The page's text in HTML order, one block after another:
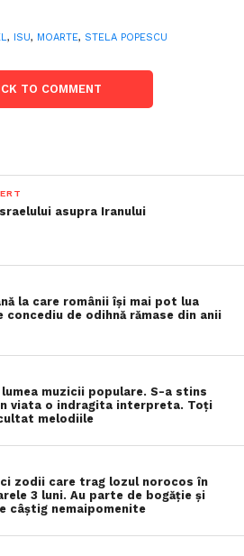
, ISU, MOARTE, STELA POPESCU
TO COMMENT
asupra Iranului
la care românii îşi mai pot lua
concediu de odihnă rămase din anii
lumea muzicii populare. S-a stins
viata o indragita interpreta. Toți
melodiile
zodii care trag lozul norocos în
3 luni. Au parte de bogăție și
câștig nemaipomenite